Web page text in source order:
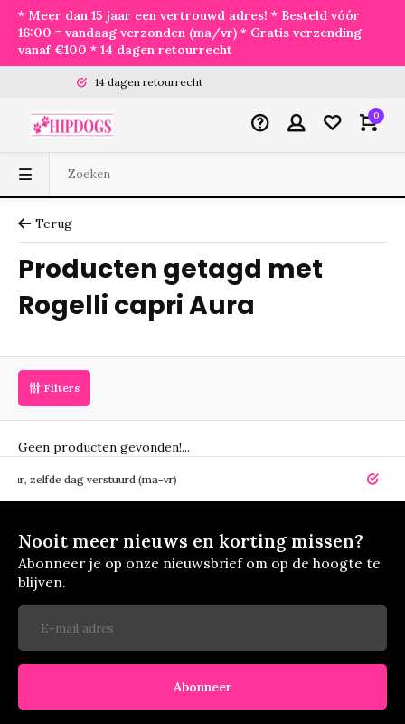
* Meer dan 15 jaar een vertrouwd adres! * Besteld vóór
16:00 = vandaag verzonden (ma/vr) * Gratis verzending
vanaf €100 * 14 dagen retourrecht
14 dagen retourrecht
0
Terug
Producten getagd met
Rogelli capri Aura
Filters
Geen producten gevonden!...
dag verstuurd (ma-vr) 14 dagen
Nooit meer nieuws en korting missen?
Abonneer je op onze nieuwsbrief om op de hoogte te
blijven.
Abonneer